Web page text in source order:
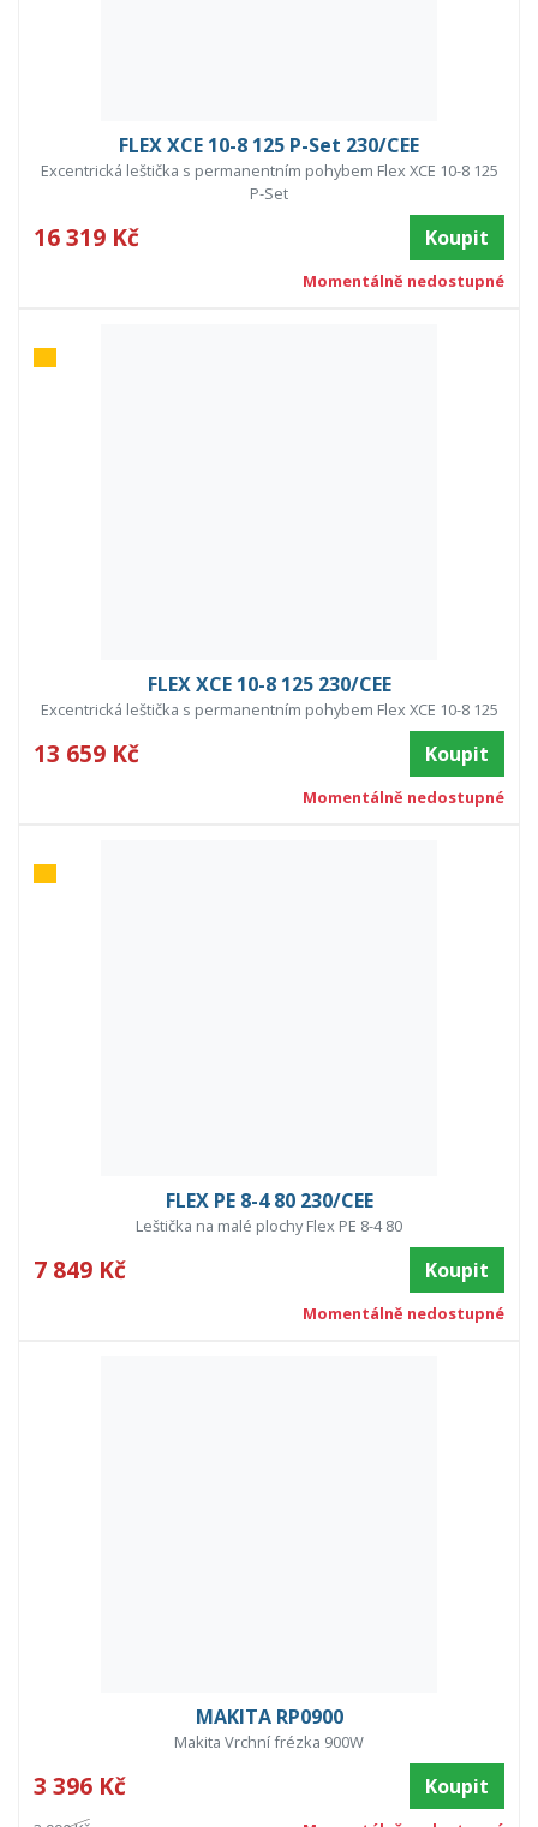
FLEX XCE 10-8 125 P-Set 230/CEE
Excentrická leštička s permanentním pohybem Flex XCE 10-8 125
P-Set
16 319 Kč Koupit
Momentálně nedostupné
FLEX XCE 10-8 125 230/CEE
Excentrická leštička s permanentním pohybem Flex XCE 10-8 125
13 659 Kč Koupit
Momentálně nedostupné
FLEX PE 8-4 80 230/CEE
Leštička na malé plochy Flex PE 8-4 80
7 849 Kč Koupit
Momentálně nedostupné
MAKITA RP0900
Makita Vrchní frézka 900W
3 396 Kč Koupit